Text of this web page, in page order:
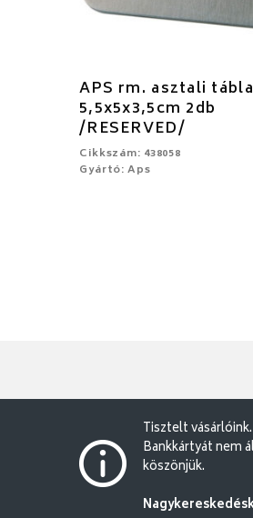
APS rm. asztali tábla
5,5x5x3,5cm 2db
/RESERVED/
Cikkszám: 438058
Gyártó: Aps
Tisztelt
Bankkártyát nem
köszönjük.